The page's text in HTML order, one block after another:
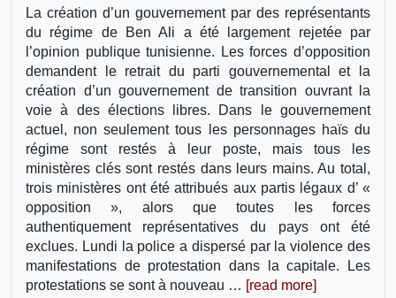
La création d’un gouvernement par des représentants
du régime de Ben Ali a été largement rejetée par
l’opinion publique tunisienne. Les forces d’opposition
demandent le retrait du parti gouvernemental et la
création d’un gouvernement de transition ouvrant la
voie à des élections libres. Dans le gouvernement
actuel, non seulement tous les personnages haïs du
régime sont restés à leur poste, mais tous les
ministères clés sont restés dans leurs mains. Au total,
trois ministères ont été attribués aux partis légaux d’ «
opposition », alors que toutes les forces
authentiquement représentatives du pays ont été
exclues. Lundi la police a dispersé par la violence des
manifestations de protestation dans la capitale. Les
protestations se sont à nouveau … [read more]